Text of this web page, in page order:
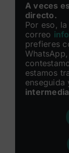
A veces
directo.
Por eso,
correo
prefieres
estamos
enseguida